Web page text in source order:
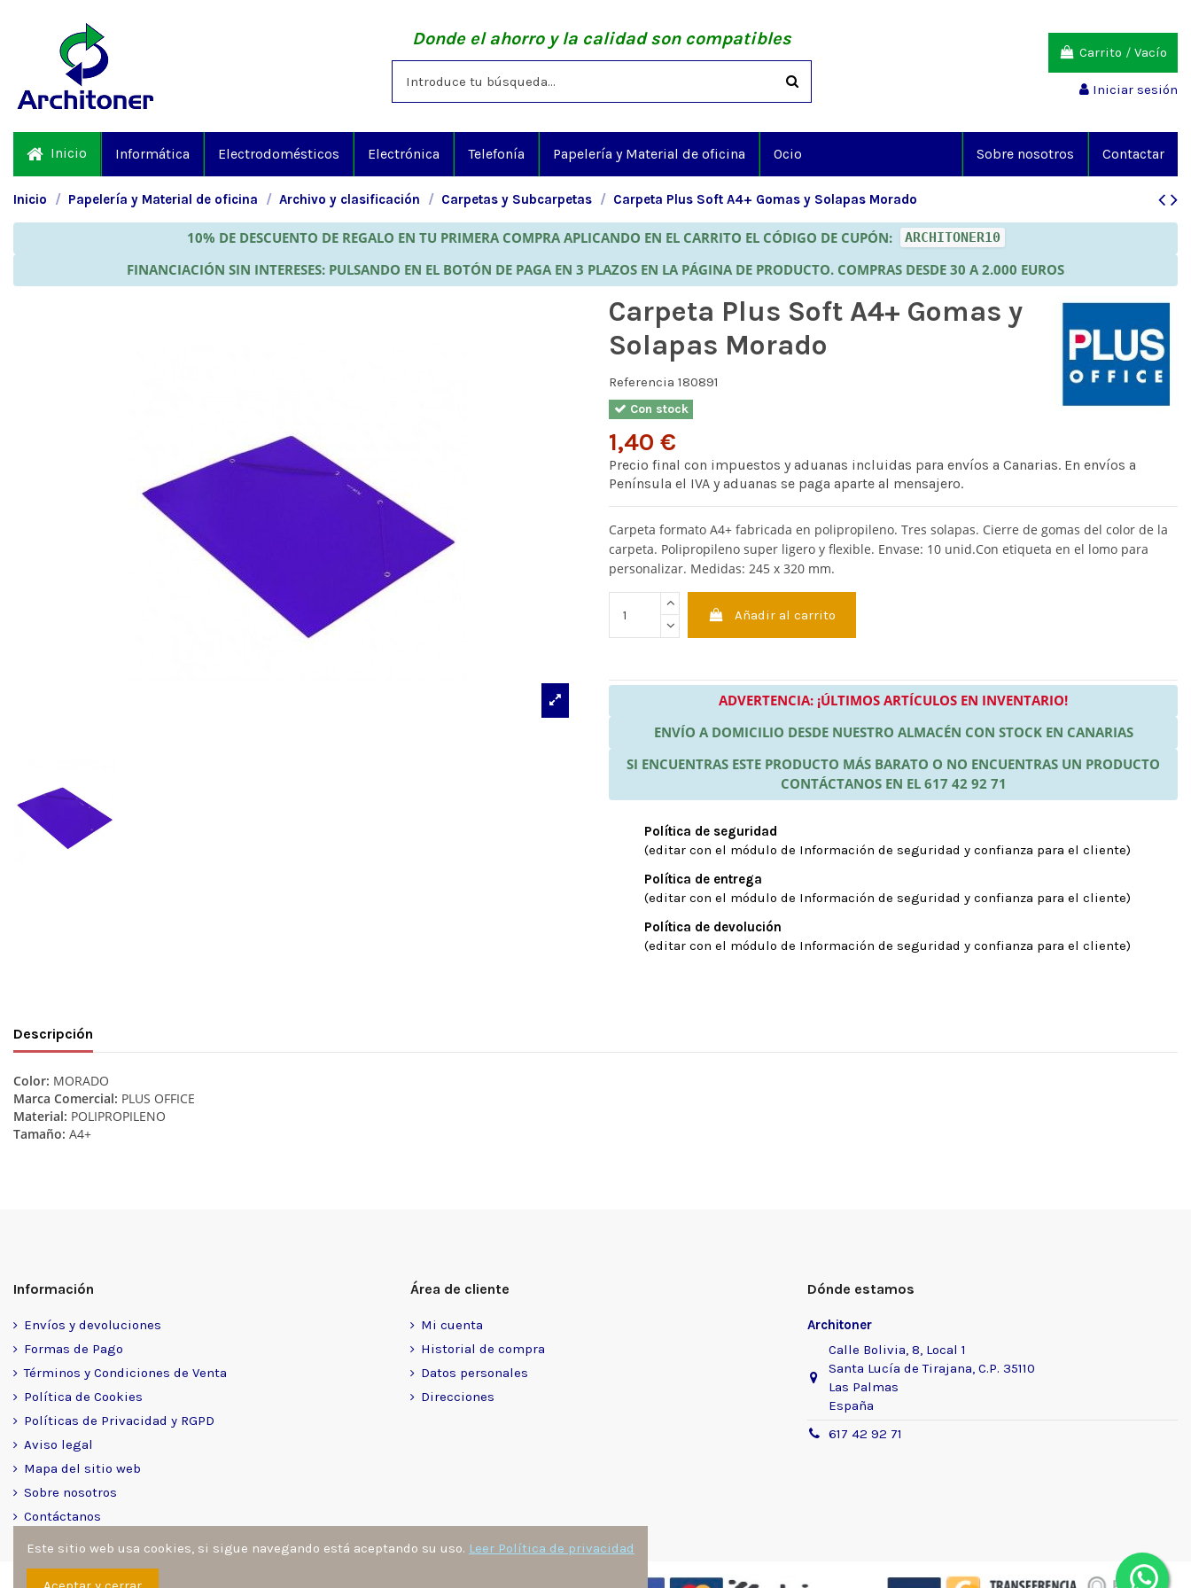
Donde el ahorro y la calidad son compatibles
Carrito / Vacío
Iniciar sesión
Inicio Informática Electrodomésticos Electrónica Telefonía Papelería y Material de oficina Ocio Contactar
Sobre nosotros
Inicio Papelería y Material de oficina Archivo y clasificación Carpetas y Subcarpetas Carpeta Plus Soft A4+ Gomas y Solapas Morado
10% DE DESCUENTO DE REGALO EN TU PRIMERA COMPRA APLICANDO EN EL CARRITO EL CÓDIGO DE CUPÓN: ARCHITONER10
FINANCIACIÓN SIN INTERESES: PULSANDO EN EL BOTÓN DE PAGA EN 3 PLAZOS EN LA PÁGINA DE PRODUCTO. COMPRAS DESDE 30 A 2.000 EUROS
Carpeta Plus Soft A4+ Gomas y
Solapas Morado
Referencia 180891
Con stock
1,40 €
Precio final con impuestos y aduanas incluidas para envíos a Canarias. En envíos a
Península el IVA y aduanas se paga aparte al mensajero.
Carpeta formato A4+ fabricada en polipropileno. Tres solapas. Cierre de gomas del color de la
carpeta. Polipropileno super ligero y flexible. Envase: 10 unid.Con etiqueta en el lomo para
personalizar. Medidas: 245 x 320 mm.
Añadir al carrito
ADVERTENCIA: ¡ÚLTIMOS ARTÍCULOS EN INVENTARIO!
ENVÍO A DOMICILIO DESDE NUESTRO ALMACÉN CON STOCK EN CANARIAS
SI ENCUENTRAS ESTE PRODUCTO MÁS BARATO O NO ENCUENTRAS UN PRODUCTO
CONTÁCTANOS EN EL 617 42 92 71
Política de seguridad
(editar con el módulo de Información de seguridad y confianza para el cliente)
Política de entrega
(editar con el módulo de Información de seguridad y confianza para el cliente)
Política de devolución
(editar con el módulo de Información de seguridad y confianza para el cliente)
Descripción
Color: MORADO
Marca Comercial: PLUS OFFICE
Material: POLIPROPILENO
Tamaño: A4+
Información
Envíos y devoluciones
Formas de Pago
Términos y Condiciones de Venta
Política de Cookies
Políticas de Privacidad y RGPD
Aviso legal
Mapa del sitio web
Sobre nosotros
Contáctanos
Área de cliente
Mi cuenta
Historial de compra
Datos personales
Direcciones
Dónde estamos
Architoner
Calle Bolivia, 8, Local 1
Santa Lucía de Tirajana, C.P. 35110
Las Palmas
España
617 42 92 71
Este sitio web usa cookies, si sigue navegando está aceptando su uso. Leer Política de privacidad